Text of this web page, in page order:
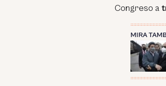
Congreso a
MIRA